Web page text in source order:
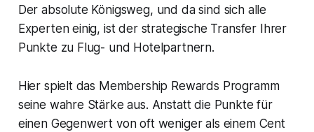
Der absolute Königsweg, und da sind sich alle
Experten einig, ist der strategische Transfer Ihrer
Punkte zu Flug- und Hotelpartnern.
Hier spielt das Membership Rewards Programm
seine wahre Stärke aus. Anstatt die Punkte für
einen Gegenwert von oft weniger als einem Cent